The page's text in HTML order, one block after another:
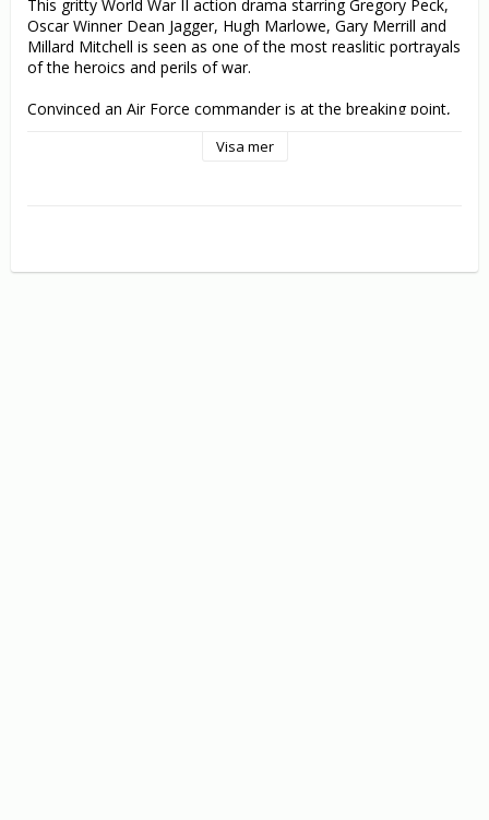
This gritty World War II action drama starring Gregory Peck,
Oscar Winner Dean Jagger, Hugh Marlowe, Gary Merrill and
Millard Mitchell is seen as one of the most reaslitic portrayals
of the heroics and perils of war.
Convinced an Air Force commander is at the breaking point,
bomber group. At first resentful and rebellious, the flyers
sacrifice.
Visa mer